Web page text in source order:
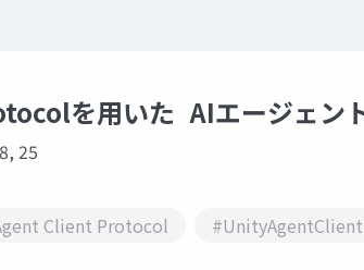
を用いた AIエージェン
25
Client Protocol #UnityAgentClient